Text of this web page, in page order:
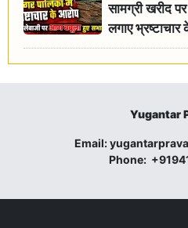
सामग्री खरीद
लगाए
Yugantar
Email:
Phone: